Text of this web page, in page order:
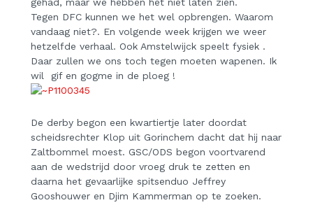
Tegen DFC kunnen we het wel opbrengen. Waarom
vandaag niet?. En volgende week krijgen we weer
hetzelfde verhaal. Ook Amstelwijck speelt fysiek .
Daar zullen we ons toch tegen moeten wapenen. Ik
wil gif en gogme in de ploeg !
De derby begon een kwartiertje later doordat
scheidsrechter Klop uit Gorinchem dacht dat hij naar
Zaltbommel moest. GSC/ODS begon voortvarend
aan de wedstrijd door vroeg druk te zetten en
daarna het gevaarlijke spitsenduo Jeffrey
Gooshouwer en Djim Kammerman op te zoeken.